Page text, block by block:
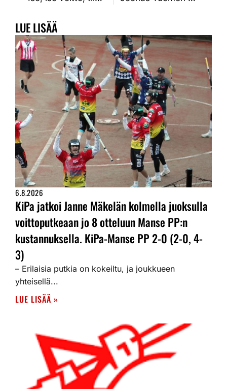
LUE LISÄÄ
6.8.2026
KiPa jatkoi Janne Mäkelän kolmella juoksulla
voittoputkeaan jo 8 otteluun Manse PP:n
kustannuksella. KiPa-Manse PP 2-0 (2-0, 4-
3)
– Erilaisia putkia on kokeiltu, ja joukkueen
yhteisellä...
LUE LISÄÄ »